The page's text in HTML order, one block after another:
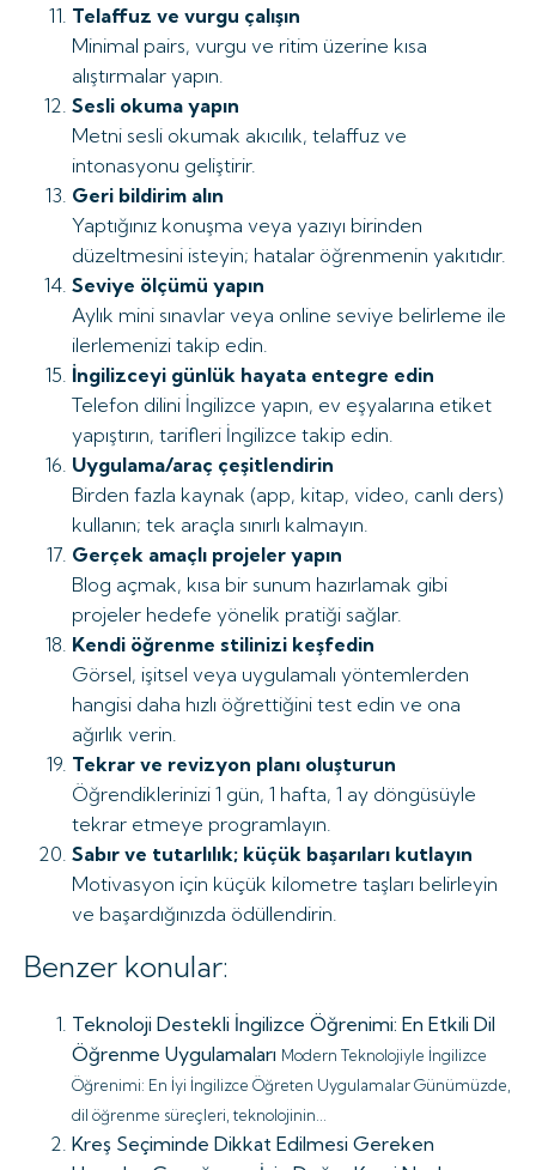
Telaffuz ve vurgu çalışın
Minimal pairs, vurgu ve ritim üzerine kısa
alıştırmalar yapın.
Sesli okuma yapın
Metni sesli okumak akıcılık, telaffuz ve
intonasyonu geliştirir.
Geri bildirim alın
Yaptığınız konuşma veya yazıyı birinden
düzeltmesini isteyin; hatalar öğrenmenin yakıtıdır.
Seviye ölçümü yapın
Aylık mini sınavlar veya online seviye belirleme ile
ilerlemenizi takip edin.
İngilizceyi günlük hayata entegre edin
Telefon dilini İngilizce yapın, ev eşyalarına etiket
yapıştırın, tarifleri İngilizce takip edin.
Uygulama/araç çeşitlendirin
Birden fazla kaynak (app, kitap, video, canlı ders)
kullanın; tek araçla sınırlı kalmayın.
Gerçek amaçlı projeler yapın
Blog açmak, kısa bir sunum hazırlamak gibi
projeler hedefe yönelik pratiği sağlar.
Kendi öğrenme stilinizi keşfedin
Görsel, işitsel veya uygulamalı yöntemlerden
hangisi daha hızlı öğrettiğini test edin ve ona
ağırlık verin.
Tekrar ve revizyon planı oluşturun
Öğrendiklerinizi 1 gün, 1 hafta, 1 ay döngüsüyle
tekrar etmeye programlayın.
Sabır ve tutarlılık; küçük başarıları kutlayın
Motivasyon için küçük kilometre taşları belirleyin
ve başardığınızda ödüllendirin.
Benzer konular:
Teknoloji Destekli İngilizce Öğrenimi: En Etkili Dil
Öğrenme Uygulamaları Modern Teknolojiyle İngilizce
Öğrenimi: En İyi İngilizce Öğreten Uygulamalar Günümüzde,
dil öğrenme süreçleri, teknolojinin...
Kreş Seçiminde Dikkat Edilmesi Gereken